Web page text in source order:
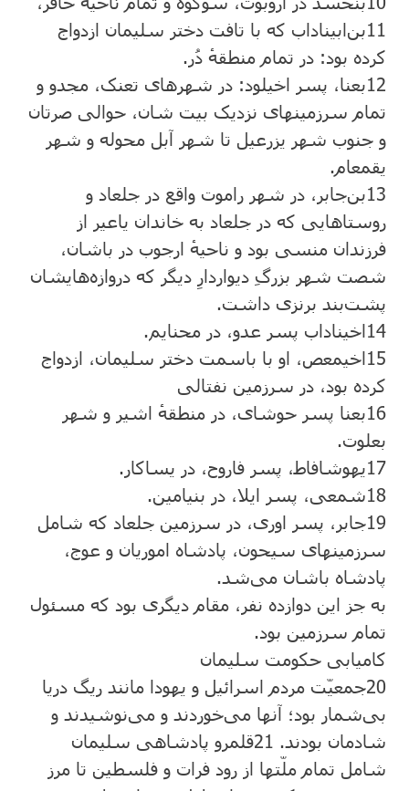
11بن‌ابیناداب که با تافت دختر سلیمان ازدواج
کرده بود: در تمام منطقهٔ دُر.
12بعنا، پسر اخیلود: در شهرهای تعنک، مجدو و
تمام سرزمینهای نزدیک بیت شان، حوالی صرتان
و جنوب شهر یزرعیل تا شهر آبل محوله و شهر
یقمعام.
13بن‌جابر، در شهر راموت واقع در جلعاد و
روستاهایی که در جلعاد به خاندان یاعیر از
فرزندان منسی بود و ناحیهٔ ارجوب در باشان،
شصت شهر بزرگِ دیواردارِ دیگر که دروازه‌هایشان
پشت‌بند برنزی داشت.
14اخیناداب پسر عدو، در محنایم.
15اخیمعص، او با باسمت دختر سلیمان، ازدواج
کرده بود، در سرزمین نفتالی
16بعنا پسر حوشای، در منطقهٔ اشیر و شهر
بعلوت.
17یهوشافاط، پسر فاروح، در یساکار.
18شمعی، پسر ایلا، در بنیامین.
19جابر، پسر اوری، در سرزمین جلعاد که شامل
سرزمینهای سیحون، پادشاه اموریان و عوج،
پادشاه باشان می‌شد.
به جز این دوازده نفر، مقام دیگری بود که مسئول
تمام سرزمین بود.
کامیابی حکومت سلیمان
20جمعیّت مردم اسرائیل و یهودا مانند ریگ دریا
بی‌شمار بود؛ آنها می‌خوردند و می‌نوشیدند و
شادمان بودند. 21قلمرو پادشاهی سلیمان
شامل تمام ملّتها از رود فرات و فلسطین تا مرز